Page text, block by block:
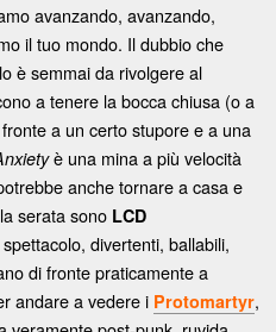
avanzando, avanzando,
il tuo mondo. Il dubbio che
è semmai da rivolgere al
a tenere la bocca chiusa (o a
a un certo stupore e a una
è una mina a più velocità
anche tornare a casa e
serata sono LCD
divertenti, ballabili,
di fronte praticamente a
andare a vedere i Protomartyr,